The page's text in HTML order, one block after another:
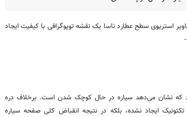
استریوی سطح عطارد ناسا یک نقشه توپوگرافی با کیفیت ایجاد
که نشان می‌دهد سیاره در حال کوچک شدن است. برخلاف دره
ایجاد نشده، بلکه در نتیجه انقباض کلی صفحه سیاره